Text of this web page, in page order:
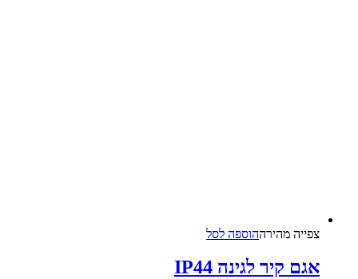
צפייה‬ ‫מהירה‬הוספה לסל
אגם קיר לגינה IP44